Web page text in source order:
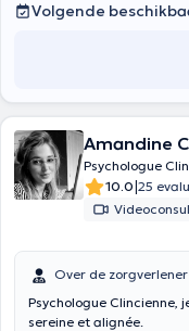
Volgende
Amandine
Psychologue
10.0|25
Over de zorgverlener
Psychologue Clincienne,
sereine et alignée.